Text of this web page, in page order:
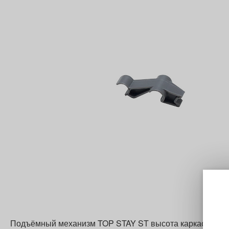
Подъёмный механизм TOP STAY ST высота каркаса